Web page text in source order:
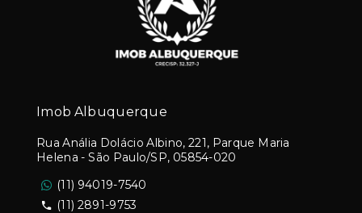
Imob Albuquerque
Rua Anália Dolácio Albino, 221, Parque Maria
Helena - São Paulo/SP, 05854-020
(11) 94019-7540
(11) 2891-9753